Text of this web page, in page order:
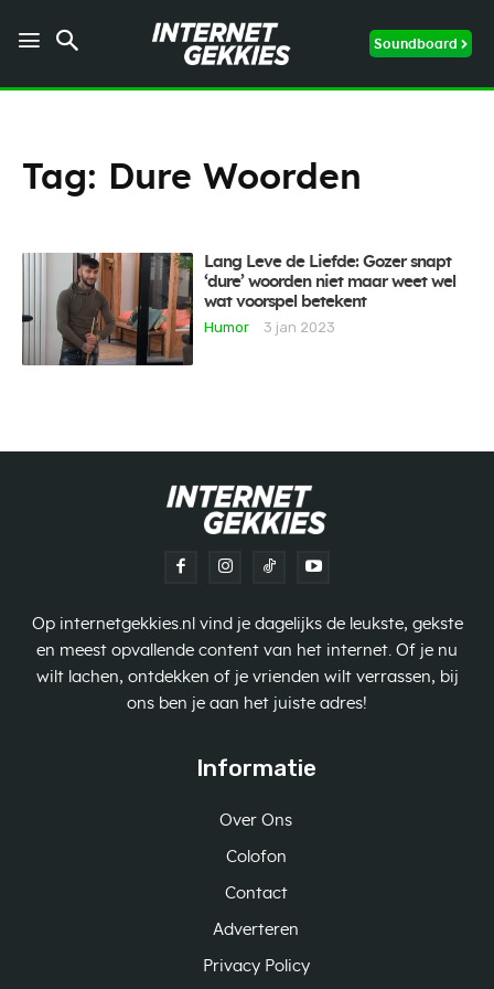
Soundboard
Tag: Dure Woorden
Lang Leve de Liefde: Gozer snapt
‘dure’ woorden niet maar weet wel
wat voorspel betekent
Humor
3 jan 2023
Op internetgekkies.nl vind je dagelijks de leukste, gekste
en meest opvallende content van het internet. Of je nu
wilt lachen, ontdekken of je vrienden wilt verrassen, bij
ons ben je aan het juiste adres!
Informatie
Over Ons
Colofon
Contact
Adverteren
Privacy Policy